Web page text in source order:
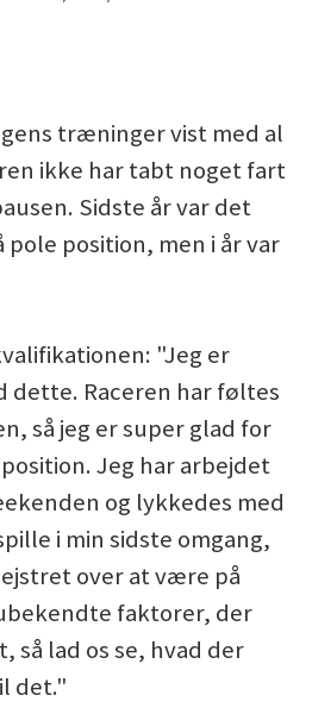
træninger vist med al
ikke har tabt noget fart
Sidste år var det
pole position, men i år var
"Jeg er
dette. Raceren har føltes
så jeg er super glad for
Jeg har arbejdet
og lykkedes med
i min sidste omgang,
over at være på
faktorer, der
så lad os se, hvad der
det."